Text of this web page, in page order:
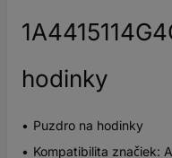
hodinky
Puzdro na hodinky
Kompatibilita značiek: